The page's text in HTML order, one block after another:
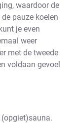
waardoor de
pauze koelen
je even
weer
met de tweede
voldaan gevoel